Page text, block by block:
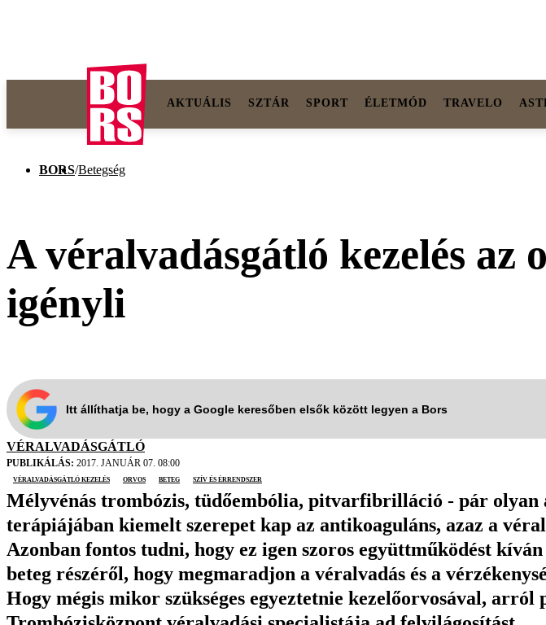
AKTUÁLIS SZTÁR SPORT ÉLETMÓD TRAVELO
BORS/Betegség
A véralvadásgátló kezelés az
igényli
Itt állíthatja be, hogy a Google keresőben elsők között legyen a Bors
VÉRALVADÁSGÁTLÓ
PUBLIKÁLÁS: 2017. JANUÁR 07. 08:00
véralvadásgátló kezelés
orvos beteg szív és érrendszer
Mélyvénás trombózis, tüdőembólia, pitvarfibrilláció - pár olyan
terápiájában kiemelt szerepet kap az antikoaguláns, azaz a
Azonban fontos tudni, hogy ez igen szoros együttműködést
beteg részéről, hogy megmaradjon a véralvadás és a
Hogy mégis mikor szükséges egyeztetnie kezelőorvosával,